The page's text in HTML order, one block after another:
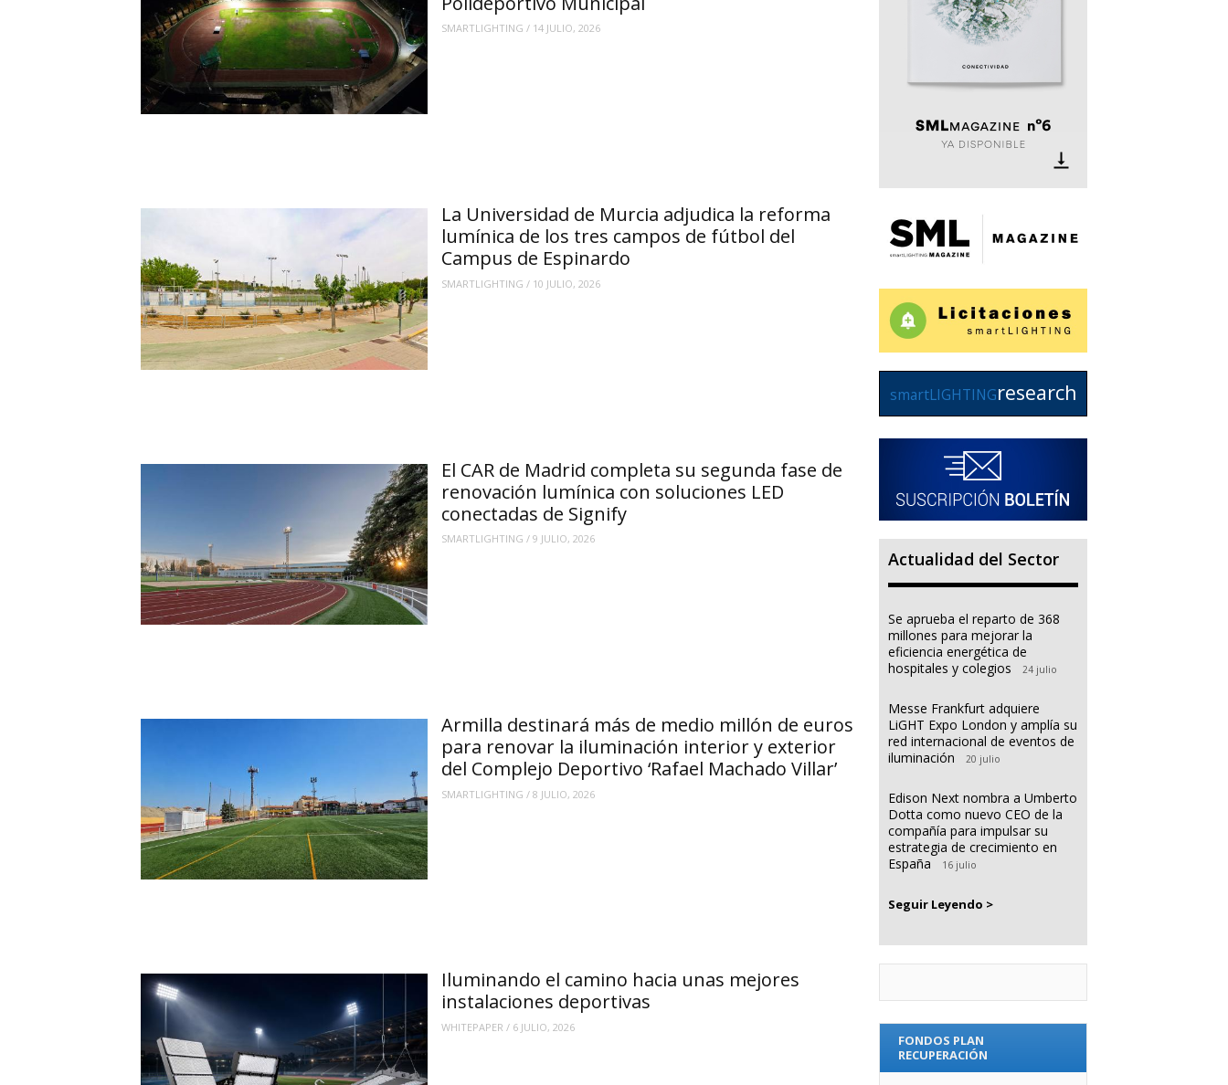
SMARTLIGHTING / 14 JULIO, 2026
La Universidad de Murcia adjudica la reforma
lumínica de los tres campos de fútbol del
Campus de Espinardo
SMARTLIGHTING / 10 JULIO, 2026
El CAR de Madrid completa su segunda fase de
renovación lumínica con soluciones LED
conectadas de Signify
SMARTLIGHTING / 9 JULIO, 2026
Armilla destinará más de medio millón de euros
para renovar la iluminación interior y exterior
del Complejo Deportivo ‘Rafael Machado Villar’
SMARTLIGHTING / 8 JULIO, 2026
Iluminando el camino hacia unas mejores
instalaciones deportivas
WHITEPAPER / 6 JULIO, 2026
smartLIGHTINGresearch
Actualidad del Sector
Se aprueba el reparto de 368
millones para mejorar la
eficiencia energética de
hospitales y colegios
24 julio
Messe Frankfurt adquiere
LiGHT Expo London y amplía su
red internacional de eventos de
iluminación
20 julio
Edison Next nombra a Umberto
Dotta como nuevo CEO de la
compañía para impulsar su
estrategia de crecimiento en
España
16 julio
Seguir Leyendo >
FONDOS PLAN
RECUPERACIÓN